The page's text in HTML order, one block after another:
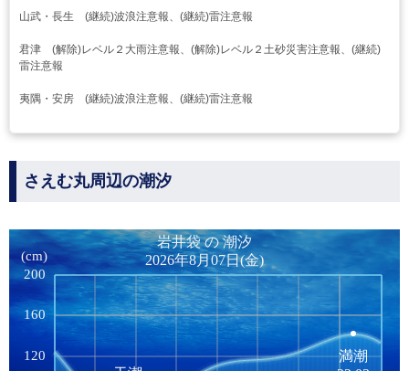
山武・長生 (継続)波浪注意報、(継続)雷注意報
君津 (解除)レベル２大雨注意報、(解除)レベル２土砂災害注意報、(継続)
雷注意報
夷隅・安房 (継続)波浪注意報、(継続)雷注意報
さえむ丸周辺の潮汐